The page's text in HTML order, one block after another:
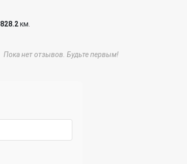
828.2км.
Пока нет отзывов. Будьте первым!